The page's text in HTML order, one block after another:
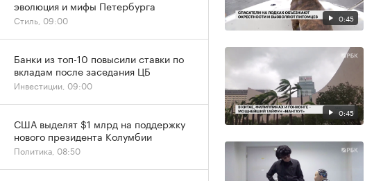
0:45
0:45
эволюция и мифы Петербурга
Стиль, 09:00
Банки из топ-10 повысили ставки по
вкладам после заседания ЦБ
Инвестиции, 09:00
США выделят $1 млрд на поддержку
нового президента Колумбии
Политика, 08:50